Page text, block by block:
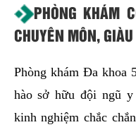
PHÒNG KHÁM
CHUYÊN MÔN,
Phòng khám Đa khoa
hào sở hữu đội ngũ
kinh nghiệm chắc